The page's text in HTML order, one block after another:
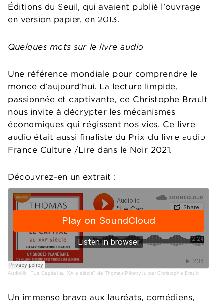
Éditions du Seuil, qui avaient publié l'ouvrage
en version papier, en 2013.
Quelques mots sur le livre audio
Une référence mondiale pour comprendre le
monde d’aujourd’hui. La lecture limpide,
passionnée et captivante, de Christophe Brault
nous invite à décrypter les mécanismes
économiques qui régissent nos vies. Ce livre
audio était aussi finaliste du Prix du livre audio
France Culture /Lire dans le Noir 2021.
Découvrez-en un extrait :
Audiolib · "Le Capital au XXIe siècle" de Thomas Piketty lu par Christophe Brault
Un immense bravo aux lauréats, comédiens,